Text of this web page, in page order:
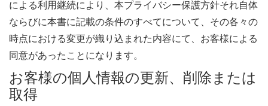
による利用継続により、本プライバシー保護方針それ自体
ならびに本書に記載の条件のすべてについて、その各々の
時点における変更が織り込まれた内容にて、お客様による
同意があったことになります。
お客様の個人情報の更新、削除または
取得